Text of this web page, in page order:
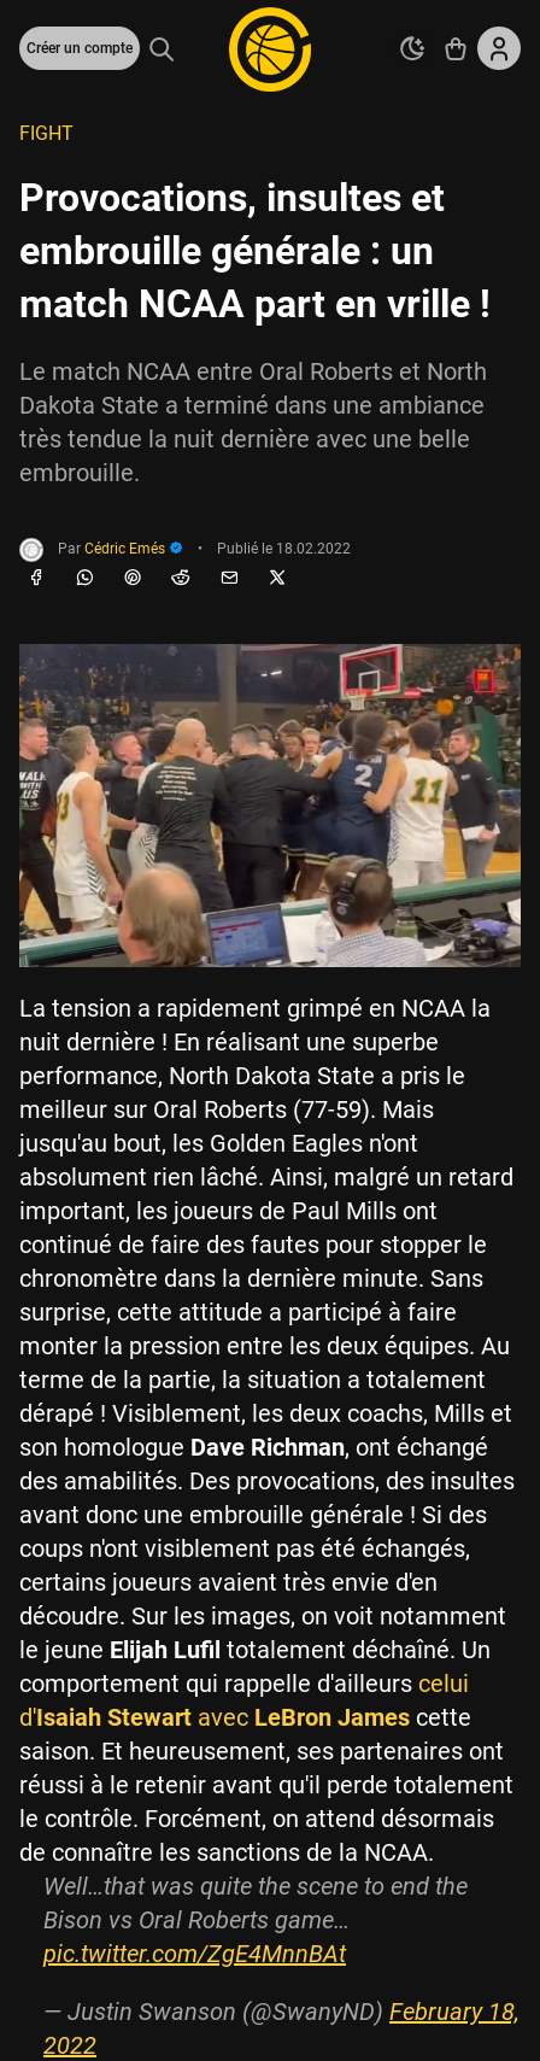
Créer un compte
FIGHT
Provocations, insultes et
embrouille générale : un
match NCAA part en vrille !
Le match NCAA entre Oral Roberts et North
Dakota State a terminé dans une ambiance
très tendue la nuit dernière avec une belle
embrouille.
Par Cédric Emés • Publié le 18.02.2022
La tension a rapidement grimpé en NCAA la
nuit dernière ! En réalisant une superbe
performance, North Dakota State a pris le
meilleur sur Oral Roberts (77-59). Mais
jusqu'au bout, les Golden Eagles n'ont
absolument rien lâché. Ainsi, malgré un retard
important, les joueurs de Paul Mills ont
continué de faire des fautes pour stopper le
chronomètre dans la dernière minute. Sans
surprise, cette attitude a participé à faire
monter la pression entre les deux équipes. Au
terme de la partie, la situation a totalement
dérapé ! Visiblement, les deux coachs, Mills et
son homologue Dave Richman, ont échangé
des amabilités. Des provocations, des insultes
avant donc une embrouille générale ! Si des
coups n'ont visiblement pas été échangés,
certains joueurs avaient très envie d'en
découdre. Sur les images, on voit notamment
le jeune Elijah Lufil totalement déchaîné. Un
comportement qui rappelle d'ailleurs celui
d'Isaiah Stewart avec LeBron James cette
saison. Et heureusement, ses partenaires ont
réussi à le retenir avant qu'il perde totalement
le contrôle. Forcément, on attend désormais
de connaître les sanctions de la NCAA.
Well…that was quite the scene to end the
Bison vs Oral Roberts game…
pic.twitter.com/ZgE4MnnBAt
— Justin Swanson (@SwanyND) February 18,
2022